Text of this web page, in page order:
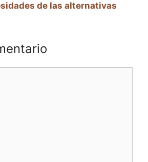
de las alternativas